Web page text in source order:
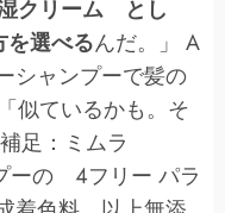
クリーム とし
選べるんだ。」 A
シャンプーで髪の
似ているかも。そ
足：ミムラ
ーの 4フリー パラ